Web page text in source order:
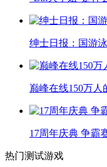
绅士日报：国游
巅峰在线150万人
17周年庆典 争霸
热门测试游戏